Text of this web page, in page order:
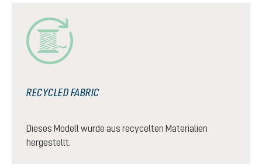
RECYCLED FABRIC
Dieses Modell wurde aus recycelten Materialien
hergestellt.